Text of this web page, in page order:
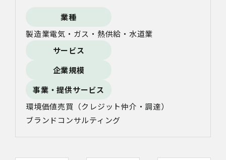
業種
製造業電気・ガス・熱供給・水道業
サービス
企業規模
事業・提供サービス
環境価値売買（クレジット仲介・調達）
ブランドコンサルティング